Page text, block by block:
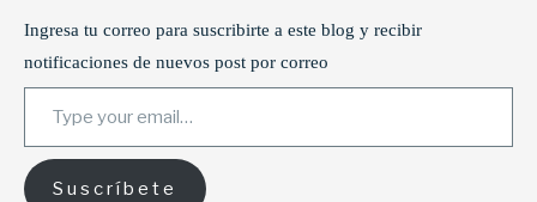
Ingresa tu correo para suscribirte a este blog y recibir
notificaciones de nuevos post por correo
Type your email…
Suscríbete